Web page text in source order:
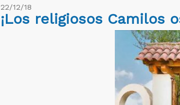
22/12/18
¡Los religiosos Camilos